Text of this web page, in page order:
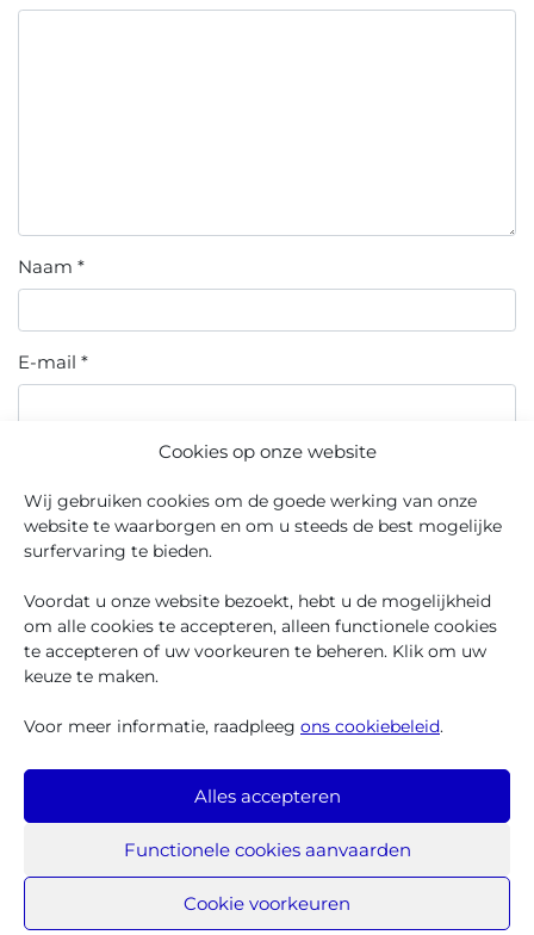
Cookies op onze website
Wij gebruiken cookies om de goede werking van onze
website te waarborgen en om u steeds de best mogelijke
surfervaring te bieden.
Voordat u onze website bezoekt, hebt u de mogelijkheid
om alle cookies te accepteren, alleen functionele cookies
te accepteren of uw voorkeuren te beheren. Klik om uw
keuze te maken.
Voor meer informatie, raadpleeg ons cookiebeleid.
Alles accepteren
Functionele cookies aanvaarden
Cookie voorkeuren
Naam *
E-mail *
Mijn naam, e-mailadres en website opslaan in deze
reactie plaats.
Beding van afwijzing van aansprakelijkheid